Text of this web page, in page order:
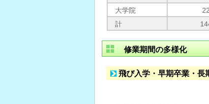
大学院
22
計
修業期間の多様化
飛び入学・早期卒業・長